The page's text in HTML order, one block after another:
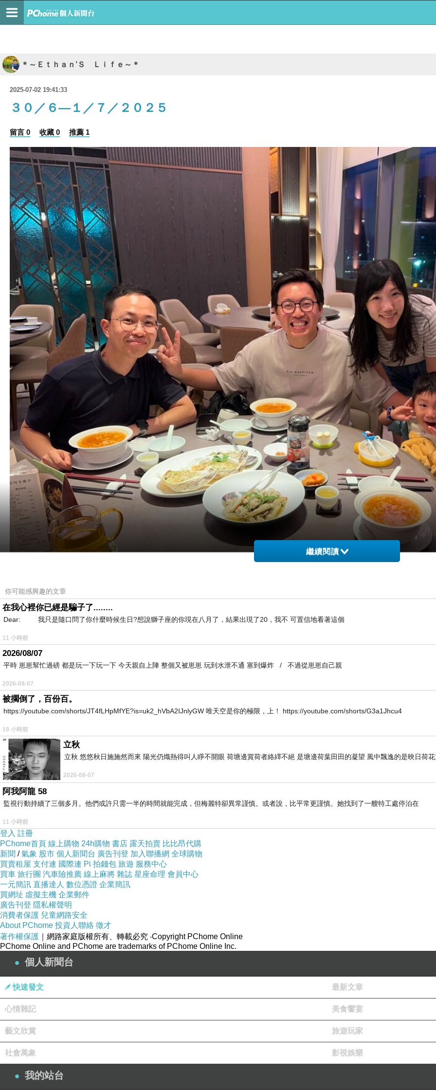
＊～Ｅｔｈａｎ’Ｓ Ｌｉｆｅ～＊
2025-07-02 19:41:33
３０／６—１／７／２０２５
留言 0 收藏 0 推薦 1
今年決定左搞一次兩日一夜生日之旅，而且重點係同阿仔佢地一齊去玩下呀～！！
日前先同孫仔補祝完佢生日，事隔左一日之後就到我生日之旅計劃要開始～！！
因為是次我地會一同出發到珠海橫琴到行下玩下，畢竟我地都未去過呢個地方嘛～？！
下午大約兩點左右會合埋我之後，就正式開始去經港珠澳口岸向目的地進發喇~！！
雖然佢係大陸地方啦，不過唔知係咪新發展加上又係由澳門負責管理所以都幾好～！！
至少我地都見到好多野都仲係好新淨啦，加上今次阿仔又安排左間渡錯o既酒店呀～！！
呢度唔算好人多但都叫做方便啦，事因我地無論係去食野定行街都唔算要去到好遠~？！
雖然我地今次主打都係call車去唔同地方，不過我地今次首日慶生晚飯個地方真係唔錯~！！
加上佢ｄ野食、服務同環境又算好好添啦，整體o黎講呢一餐慶生飯都真係好抵食囉～！！
及後我地就去左附近一個新商場到行個圈啦，而呢度都係參考左澳門o既一ｄ萄式建築呀~！！
及後我地就返去酒店到提早食蛋糕慶祝啦，至於佈置方面就於中午時間簡單咁準備好晒喇~！！
至於是次酒店房間都真係非常之大間啦，而阿仔就幫我地安排左兩間房去入住呀。。。
我自己一個首次可以獨霸一間500呎o既大房，加上出面個景色仲要係海景兼望住澳門～！！
一直都好希望自己可以獨處一下
事因一直生活都非常之忙碌又煩，所以我好多時都好希望可以有一個寧靜空間屬於自己～？！
雖然呢度唔係我自己真正o既屋企啦，不過我起碼都叫做可以一試到呢種冇煩音o既
至於第二日就一行人去左長隆o既水上樂園到玩下，雖然我地都唔係主打玩機動遊戲啦。。。
不過有小朋友都係需要陪下佢去ｄ有童真
而我地除左係志在一齊去玩下之餘，同時都希望大家可以一同創造更多新經歷同埋回憶啦~！！
完左所有計劃晒
夜晚同阿仔佢地一齊簡單咁食埋個晚飯之後，佢同我又傾左一陣計就正式完成全個行程~！！
繼續閱讀
你可能感興趣的文章
在我心裡你已經是騙子了........
Dear: 我只是隨口問了你什麼時候生日?想說獅子座的你現在八月了，結果出現了20，我不 可置信地看著這個
11 小時前
2026/08/07
平時 崽崽幫忙過磅 都是玩一下玩一下 今天親自上陣 整個又被崽崽 玩到水泄不通 塞到爆炸 / 不過從崽崽自己親
2026-08-07
被擱倒了，百份百。
https://youtube.com/shorts/JT4fLHpMfYE?is=uk2_hVbA2IJnlyGW 唯天空是你的極限，上！ https://youtube.com/shorts/G3a1Jhcu4
19 小時前
立秋
立秋 悠悠秋日施施然而來 陽光仍熾熱得叫人睜不開眼 荷塘邊賞荷者絡繹不絕 是塘邊荷葉田田的凝望 風中飄逸的是映日荷
2026-08-07
阿我阿龍 58
監視行動持續了三個多月。他們或許只需一半的時間就能完成，但梅麗特卻異常謹慎。或者說，比平常更謹慎。她找到了一艘特工處停泊在
11 小時前
登入 註冊
PChome首頁 線上購物 24h購物 書店 露天拍賣 比比昂代購
新聞 /氣象 股市 個人新聞台 廣告刊登 加入聯播網 全球購物
買賣租屋 支付連 國際連 Pi 拍錢包 旅遊 服務中心
買車 旅行團 汽車險推薦 線上麻將 雜誌 星座命理 會員中心
一元簡訊 直播達人 數位憑證 企業簡訊
買網址 虛擬主機 企業郵件
廣告刊登 隱私權聲明
消費者保護 兒童網路安全
About PChome 投資人聯絡 徵才
著作權保護 ｜網路家庭版權所有、轉載必究 ‧Copyright PChome Online
PChome Online and PChome are trademarks of PChome Online Inc.
個人新聞台
快速發文 最新文章
心情雜記 美食饗宴
藝文欣賞 旅遊玩家
社會萬象 影視娛樂
我的站台